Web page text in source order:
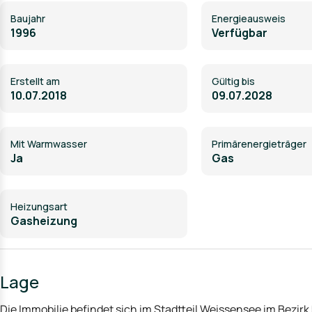
Baujahr
1996
Energieausweis
Verfügbar
Erstellt am
10.07.2018
Gültig bis
09.07.2028
Mit Warmwasser
Ja
Primärenergieträger
Gas
Heizungsart
Gasheizung
Lage